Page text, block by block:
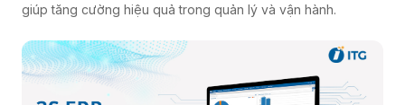
giúp tăng cường hiệu quả trong quản lý và vận hành.